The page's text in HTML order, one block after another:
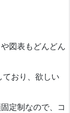
図表もどんどん
おり、欲しい
定制なので、コ